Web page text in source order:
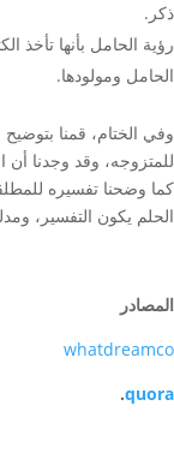
ذكر.
رؤية الحامل بأنها
الحامل ومولودها.
وفي الختام، قمنا
للمتزوجه، وقد وجدنا
كما وضحنا تفسيره
الحلم يكون التفسير،
المصادر
whatdreamco
quora
.